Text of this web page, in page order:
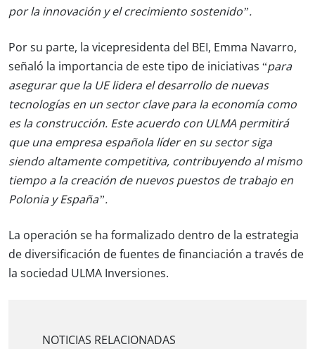
por la innovación y el crecimiento sostenido”.
Por su parte, la vicepresidenta del BEI, Emma Navarro,
señaló la importancia de este tipo de iniciativas “para
asegurar que la UE lidera el desarrollo de nuevas
tecnologías en un sector clave para la economía como
es la construcción. Este acuerdo con ULMA permitirá
que una empresa española líder en su sector siga
siendo altamente competitiva, contribuyendo al mismo
tiempo a la creación de nuevos puestos de trabajo en
Polonia y España”.
La operación se ha formalizado dentro de la estrategia
de diversificación de fuentes de financiación a través de
la sociedad ULMA Inversiones.
NOTICIAS RELACIONADAS